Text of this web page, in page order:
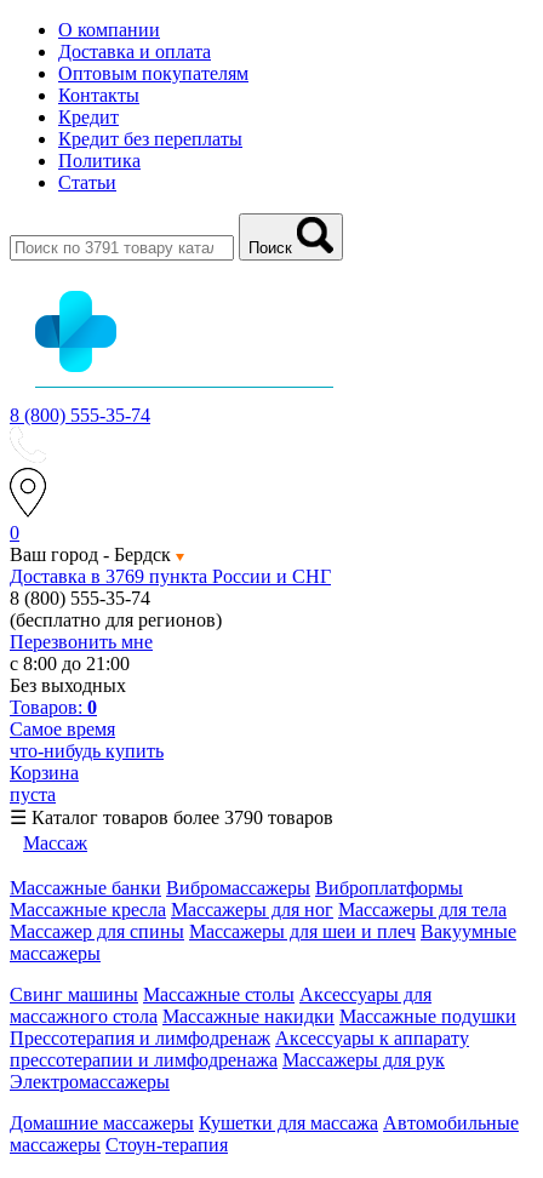
О компании
Доставка и оплата
Оптовым покупателям
Контакты
Кредит
Кредит без переплаты
Политика
Статьи
Поиск
8 (800) 555-35-74
0
Ваш город - Бердск
Доставка в 3769 пункта России и СНГ
8 (800) 555-35-74
(бесплатно для регионов)
Перезвонить мне
с 8:00 до 21:00
Без выходных
Товаров: 0
Самое время
что-нибудь купить
Корзина
пуста
☰ Каталог товаров более 3790 товаров
Массаж
Массажные банки Вибромассажеры Виброплатформы
Массажные кресла Массажеры для ног Массажеры для тела
Массажер для спины Массажеры для шеи и плеч Вакуумные
массажеры
Свинг машины Массажные столы Аксессуары для
массажного стола Массажные накидки Массажные подушки
Прессотерапия и лимфодренаж Аксессуары к аппарату
прессотерапии и лимфодренажа Массажеры для рук
Электромассажеры
Домашние массажеры Кушетки для массажа Автомобильные
массажеры Стоун-терапия